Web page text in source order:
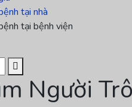
tại nhà
tại bệnh viện
Người